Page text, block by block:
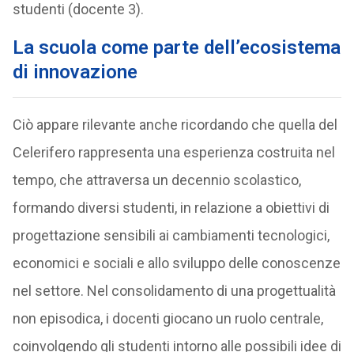
studenti (docente 3).
La scuola come parte dell’ecosistema
di innovazione
Ciò appare rilevante anche ricordando che quella del
Celerifero rappresenta una esperienza costruita nel
tempo, che attraversa un decennio scolastico,
formando diversi studenti, in relazione a obiettivi di
progettazione sensibili ai cambiamenti tecnologici,
economici e sociali e allo sviluppo delle conoscenze
nel settore. Nel consolidamento di una progettualità
non episodica, i docenti giocano un ruolo centrale,
coinvolgendo gli studenti intorno alle possibili idee di